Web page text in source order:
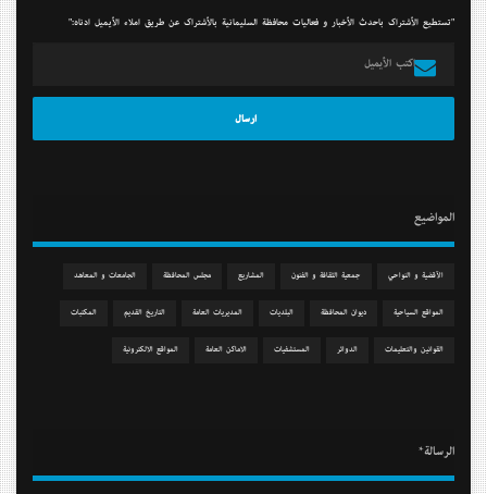
"تستطيع الأشتراك بأحدث الأخبار و فعاليات محافظة السليمانية بالأشتراك عن طريق أملاء الأيميل أدناه:"
المواضيع
الآقضية و النواحي جمعیة الثقافة و الفنون المشاريع مجلس المحافظة الجامعات و المعاهد
المواقع السياحية دیوان المحافظة البلديات المديريات العامة التاريخ القديم المكتبات
القوانين والتعليمات الدوائر المستشفيات الاماكن العامة المواقع الالكترونية
الرسالة*